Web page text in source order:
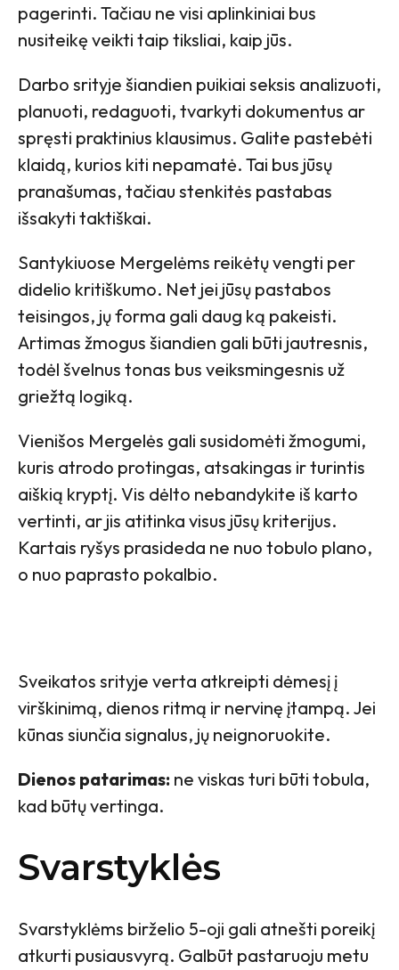
pagerinti. Tačiau ne visi aplinkiniai bus
nusiteikę veikti taip tiksliai, kaip jūs.
Darbo srityje šiandien puikiai seksis analizuoti,
planuoti, redaguoti, tvarkyti dokumentus ar
spręsti praktinius klausimus. Galite pastebėti
klaidą, kurios kiti nepamatė. Tai bus jūsų
pranašumas, tačiau stenkitės pastabas
išsakyti taktiškai.
Santykiuose Mergelėms reikėtų vengti per
didelio kritiškumo. Net jei jūsų pastabos
teisingos, jų forma gali daug ką pakeisti.
Artimas žmogus šiandien gali būti jautresnis,
todėl švelnus tonas bus veiksmingesnis už
griežtą logiką.
Vienišos Mergelės gali susidomėti žmogumi,
kuris atrodo protingas, atsakingas ir turintis
aiškią kryptį. Vis dėlto nebandykite iš karto
vertinti, ar jis atitinka visus jūsų kriterijus.
Kartais ryšys prasideda ne nuo tobulo plano,
o nuo paprasto pokalbio.
Sveikatos srityje verta atkreipti dėmesį į
virškinimą, dienos ritmą ir nervinę įtampą. Jei
kūnas siunčia signalus, jų neignoruokite.
Dienos patarimas: ne viskas turi būti tobula,
kad būtų vertinga.
Svarstyklės
Svarstyklėms birželio 5-oji gali atnešti poreikį
atkurti pusiausvyrą. Galbūt pastaruoju metu